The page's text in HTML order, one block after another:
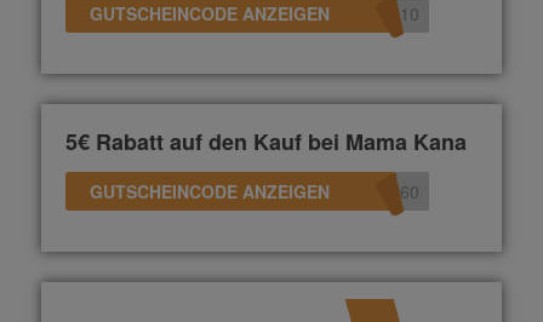
GUTSCHEINCODE ANZEIGEN R10
5€ Rabatt auf den Kauf bei Mama Kana
GUTSCHEINCODE ANZEIGEN 360